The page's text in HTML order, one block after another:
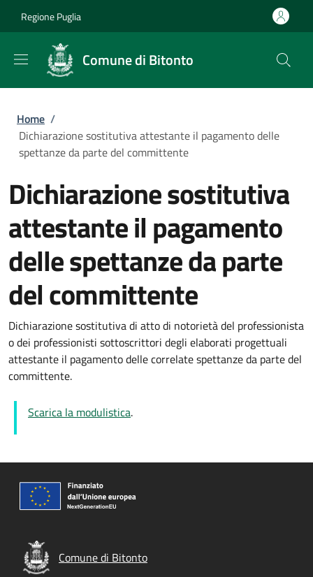
Regione Puglia
Comune di Bitonto
Briciole di pane
Home /
Dichiarazione sostitutiva attestante il pagamento delle
spettanze da parte del committente
Dichiarazione sostitutiva
attestante il pagamento
delle spettanze da parte
del committente
Dichiarazione sostitutiva di atto di notorietà del professionista
o dei professionisti sottoscrittori degli elaborati progettuali
attestante il pagamento delle correlate spettanze da parte del
committente.
Scarica la modulistica.
Comune di Bitonto